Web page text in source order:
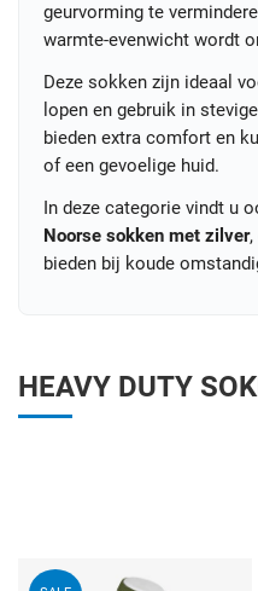
geurvorming te
warmte-evenwicht wordt
Deze sokken zijn ideaal
lopen en gebruik in
bieden extra comfort en
of een gevoelige huid.
In deze categorie vindt u
Noorse sokken met zilver,
bieden bij koude
HEAVY DUTY